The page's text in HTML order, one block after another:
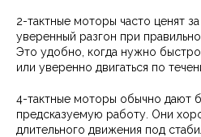
2-тактные моторы часто ценят
уверенный разгон при
Это удобно, когда нужно
или уверенно двигаться по
4-тактные моторы обычно дают
предсказуемую работу. Они
длительного движения под